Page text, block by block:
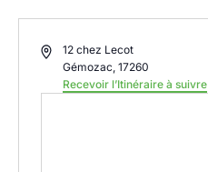
Adresse12 chez Lecot
Gémozac, 17260
Recevoir l’Itinéraire à suivre